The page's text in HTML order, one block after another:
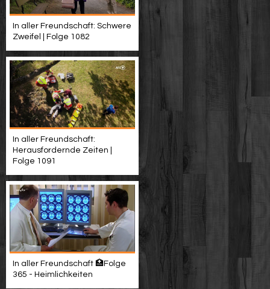
In aller Freundschaft: Schwere
Zweifel | Folge 1082
In aller Freundschaft:
Herausfordernde Zeiten |
Folge 1091
In aller Freundschaft 🏥Folge
365 - Heimlichkeiten